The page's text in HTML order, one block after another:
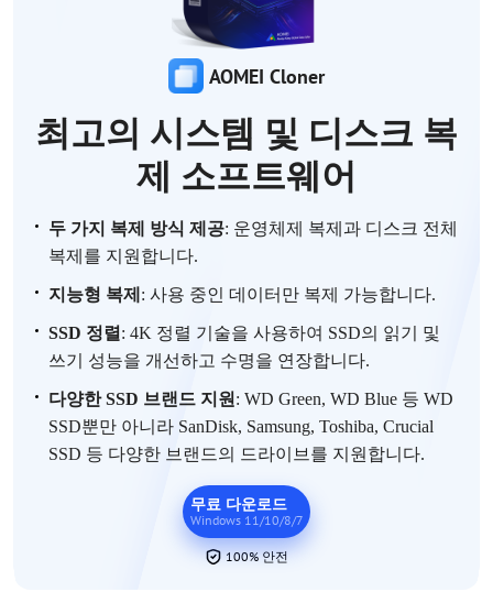
AOMEI Cloner
최고의 시스템 및 디스크 복
제 소프트웨어
두 가지 복제 방식 제공: 운영체제 복제 과 디스크 전체
복제를 지원합니다.
지능형 복제 : 사용 중인 데이터만 복제 가능합니다.
SSD 정렬: 4K 정렬 기술을 사용하여 SSD의 읽기 및
쓰기 성능을 개선하고 수명을 연장합니다.
다양한 SSD 브랜드 지원: WD Green, WD Blue 등 WD
SSD뿐만 아니라 SanDisk, Samsung, Toshiba, Crucial
SSD 등 다양한 브랜드의 드라이브를 지원합니다.
무료 다운로드
Windows 11/10/8/7
100% 안전